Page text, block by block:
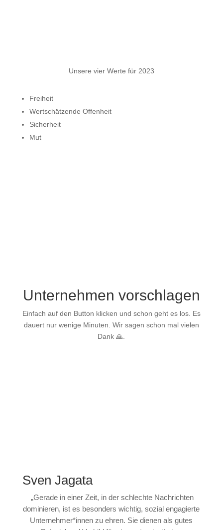
Unsere vier Werte für 2023
Freiheit
Wertschätzende Offenheit
Sicherheit
Mut
Unternehmen vorschlagen
Einfach auf den Button klicken und schon geht es los. Es
dauert nur wenige Minuten. Wir sagen schon mal vielen
Dank 🙏.
Sven Jagata
„Gerade in einer Zeit, in der schlechte Nachrichten
dominieren, ist es besonders wichtig, sozial engagierte
Unternehmer*innen zu ehren. Sie dienen als gutes